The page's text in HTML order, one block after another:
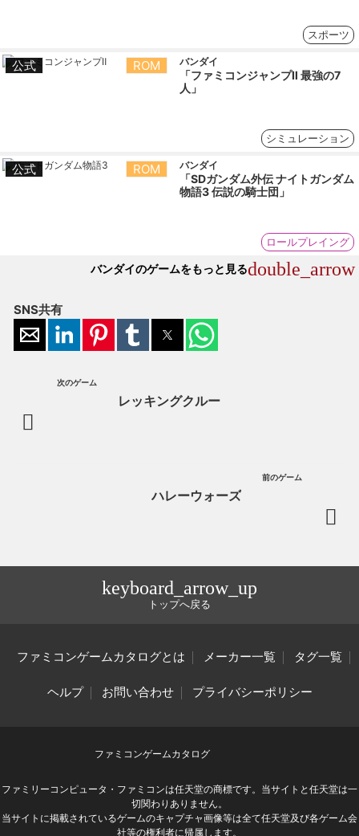
スポーツ
公式 ROM バンダイ
「ファミコンジャンプⅡ 最強の7
人」
シミュレーション
公式 ROM バンダイ
「SDガンダム外伝 ナイトガンダム
物語3 伝説の騎士団」
ロールプレイング
バンダイのゲームをもっと見るdouble_arrow
SNS共有
次のゲーム
レッキングクルー
前のゲーム
ハレーウォーズ
keyboard_arrow_up
トップへ戻る
ファミコンゲームカタログとは メーカー一覧 タグ一覧
ヘルプ お問い合わせ プライバシーポリシー
ファミコンゲームカタログ
ファミリーコンピュータ・ファミコンは任天堂の商標です。当サイトと任天堂は一
切関わりありません。
当サイトに掲載されているゲームのキャプチャ画像等は全て任天堂及び各ゲーム会
社等の権利者に帰属します。